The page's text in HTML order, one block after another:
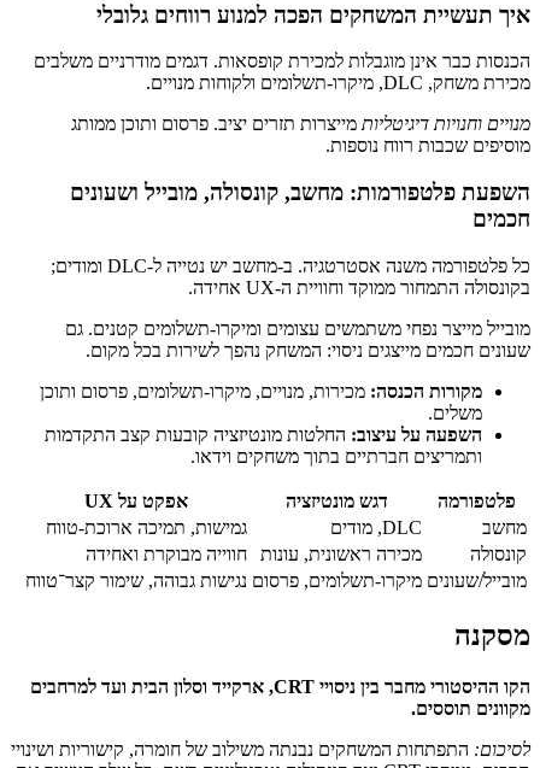
איך תעשיית המשחקים הפכה למנוע רווחים גלובלי
הכנסות כבר אינן מוגבלות למכירת קופסאות. דגמים מודרניים משלבים
מכירת משחק, DLC, מיקרו‑תשלומים ולקוחות מנויים.
מנויים וחנויות דיגיטליות מייצרות תזרים יציב. פרסום ותוכן ממותג
מוסיפים שכבות רווח נוספות.
השפעת פלטפורמות: מחשב, קונסולה, מובייל ושעונים
חכמים
כל פלטפורמה משנה אסטרטגיה. ב‑מחשב יש נטייה ל‑DLC ומודים;
בקונסולה התמחור ממוקד וחוויית ה‑UX אחידה.
מובייל מייצר נפחי משתמשים עצומים ומיקרו‑תשלומים קטנים. גם
שעונים חכמים מייצגים ניסוי: המשחק נהפך לשירות בכל מקום.
מקורות הכנסה: מכירות, מנויים, מיקרו‑תשלומים, פרסום ותוכן
משלים.
השפעה על עיצוב: החלטות מונטיזציה קובעות קצב התקדמות
ותמריצים חברתיים בתוך משחקים וידאו.
פלטפורמה דגש מונטיזציה
אפקט על UX
מחשב
DLC, מודים
גמישות, תמיכה ארוכת‑טווח
קונסולה
מכירה ראשונית, עונות
חווייה מבוקרת ואחידה
מובייל/שעונים מיקרו‑תשלומים, פרסום נגישות גבוהה, שימור קצר־טווח
מסקנה
הקו ההיסטורי מחבר בין ניסויי CRT, ארקייד וסלון הבית ועד למרחבים
מקוונים תוססים.
לסיכום: התפתחות המשחקים נבנתה משילוב של חומרה, קישוריות ושינויי